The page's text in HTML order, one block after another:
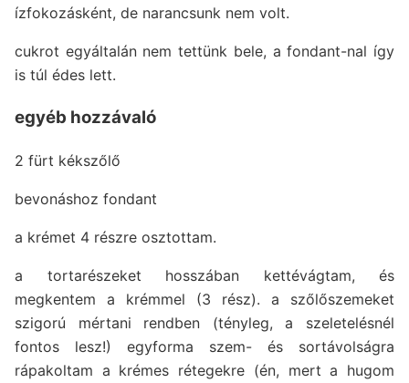
ízfokozásként, de narancsunk nem volt.
cukrot egyáltalán nem tettünk bele, a fondant-nal így
is túl édes lett.
egyéb hozzávaló
2 fürt kékszőlő
bevonáshoz fondant
a krémet 4 részre osztottam.
a tortarészeket hosszában kettévágtam, és
megkentem a krémmel (3 rész). a szőlőszemeket
szigorú mértani rendben (tényleg, a szeletelésnél
fontos lesz!) egyforma szem- és sortávolságra
rápakoltam a krémes rétegekre (én, mert a hugom